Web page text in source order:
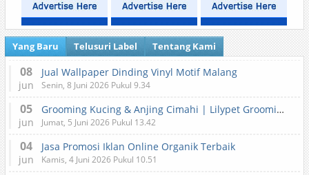
Yang Baru Telusuri Label Tentang Kami
08
jun
Jual Wallpaper Dinding Vinyl Motif Malang
Senin, 8 Juni 2026 Pukul 9.34
05
jun
Grooming Kucing & Anjing Cimahi | Lilypet Grooming & Pet Hotel
Jumat, 5 Juni 2026 Pukul 13.42
04
jun
Jasa Promosi Iklan Online Organik Terbaik
Kamis, 4 Juni 2026 Pukul 10.51